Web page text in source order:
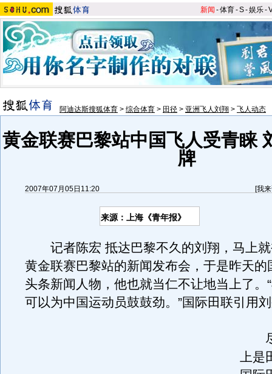
新闻 -体育-S-娱乐-
阿迪达斯搜狐体育 > 综合体育 > 田径 > 亚洲飞人刘翔 > 飞人动态
黄金联赛巴黎站中国飞人受青睐
牌
2007年07月05日11:20 [我
来源：上海《青年报》
记者陈宏 抵达巴黎不久的刘翔，马上就
黄金联赛巴黎站的新闻发布会，于是昨天的
头条新闻人物，他也就当仁不让地当上了。
可以为中国运动员鼓鼓劲。”国际田联引用
尽
上是